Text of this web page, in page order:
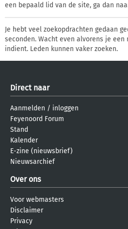
een bepaald lid van de site, ga dan
Je hebt veel zoekopdrachten gedaan
seconden. Wacht even alvorens je een
indient. Leden kunnen vaker zoeken.
Direct naar
Aanmelden / inloggen
Feyenoord Forum
Stand
Kalender
E-zine (nieuwsbrief)
Nieuwsarchief
Over ons
Voor webmasters
Disclaimer
Privacy